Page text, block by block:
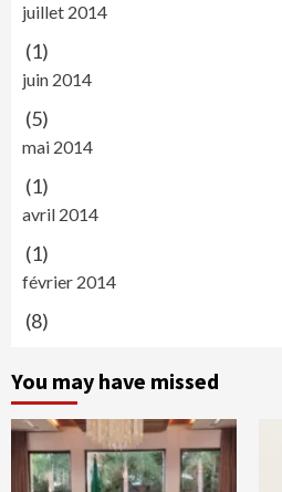
juillet 2014
(1)
juin 2014
(5)
mai 2014
(1)
avril 2014
(1)
février 2014
(8)
You may have missed